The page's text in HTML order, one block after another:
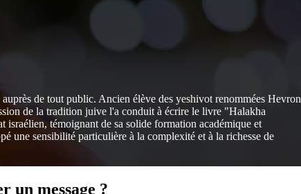
de tout public. Ancien élève des yeshivot renommées Hevron
de la tradition juive l'a conduit à écrire le livre "Halakha
témoignant de sa solide formation académique et
une sensibilité particulière à la complexité et à la richesse de
un message ?